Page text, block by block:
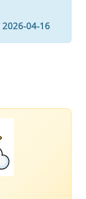
2026-04-16